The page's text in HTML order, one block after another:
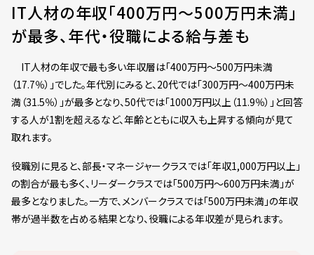
IT人材の年収「400万円～500万円未満」
が最多、年代・役職による給与差も
IT人材の年収で最も多い年収層は「400万円～500万円未満
（17.7％）」でした。年代別にみると、20代では「300万円～400万円未
満（31.5％）」が最多となり、50代では「1000万円以上（11.9％）」と回答
する人が1割を超えるなど、年齢とともに収入も上昇する傾向が見て
取れます。
役職別に見ると、部長・マネージャークラスでは「年収1,000万円以上」
の割合が最も多く、リーダークラスでは「500万円～600万円未満」が
最多となりました。一方で、メンバークラスでは「500万円未満」の年収
帯が過半数を占める結果となり、役職による年収差が見られます。